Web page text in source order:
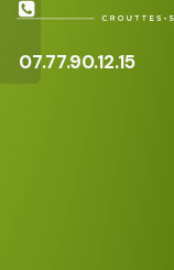
07.77.90.12.15